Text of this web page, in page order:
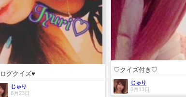
グクイズ♥
じゅり
8月23日
♡クイズ付き♡
じゅり
8月13日